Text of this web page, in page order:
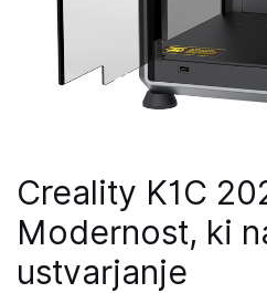
Creality K1C
Modernost, ki
ustvarjanje